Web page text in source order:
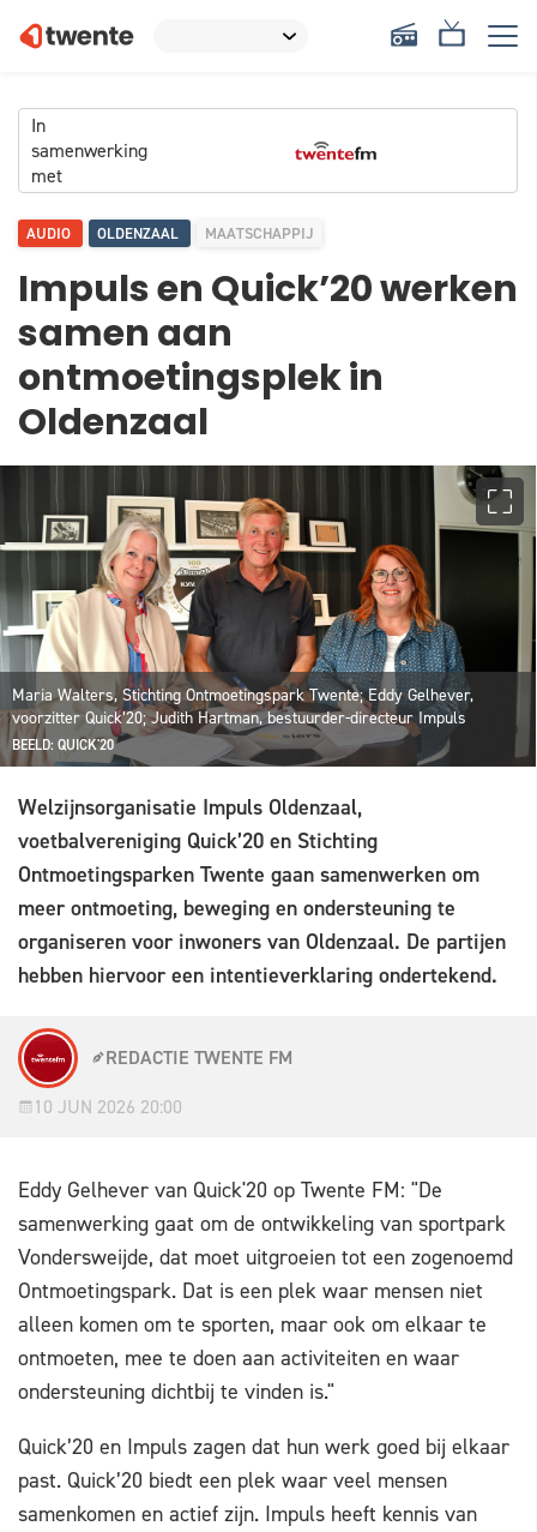
In
samenwerking
met
AUDIO OLDENZAAL MAATSCHAPPIJ
Impuls en Quick’20 werken
samen aan
ontmoetingsplek in
Oldenzaal
Maria Walters, Stichting Ontmoetingspark Twente; Eddy Gelhever,
voorzitter Quick’20; Judith Hartman, bestuurder-directeur Impuls
BEELD: QUICK'20
Welzijnsorganisatie Impuls Oldenzaal,
voetbalvereniging Quick’20 en Stichting
Ontmoetingsparken Twente gaan samenwerken om
meer ontmoeting, beweging en ondersteuning te
organiseren voor inwoners van Oldenzaal. De partijen
hebben hiervoor een intentieverklaring ondertekend.
REDACTIE TWENTE FM
10 JUN 2026 20:00
Eddy Gelhever van Quick'20 op Twente FM: "De
samenwerking gaat om de ontwikkeling van sportpark
Vondersweijde, dat moet uitgroeien tot een zogenoemd
Ontmoetingspark. Dat is een plek waar mensen niet
alleen komen om te sporten, maar ook om elkaar te
ontmoeten, mee te doen aan activiteiten en waar
ondersteuning dichtbij te vinden is."
Quick’20 en Impuls zagen dat hun werk goed bij elkaar
past. Quick’20 biedt een plek waar veel mensen
samenkomen en actief zijn. Impuls heeft kennis van